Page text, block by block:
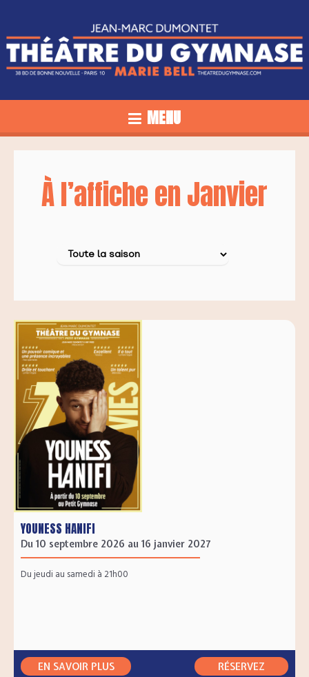
MENU
À l’affiche en Janvier
YOUNESS HANIFI
Du 10 septembre 2026 au 16 janvier 2027
Du jeudi au samedi à 21h00
EN SAVOIR PLUS RÉSERVEZ